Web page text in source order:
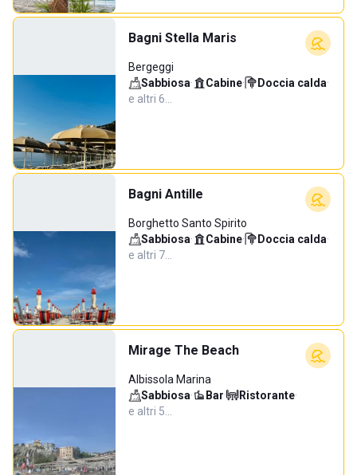
Bagni Stella Maris
Bergeggi
Sabbiosa· Cabine· Doccia calda·
e altri 6…
Bagni Antille
Borghetto Santo Spirito
Sabbiosa· Cabine· Doccia calda·
e altri 7…
Mirage The Beach
Albissola Marina
Sabbiosa· Bar· Ristorante·
e altri 5…